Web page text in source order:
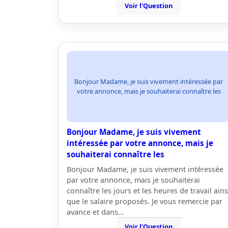
Voir l'Question
Bonjour Madame, je suis vivement intéressée par
votre annonce, mais je souhaiterai connaître les
Bonjour Madame, je suis vivement
intéressée par votre annonce, mais je
souhaiterai connaître les
Bonjour Madame, je suis vivement intéressée
par votre annonce, mais je souhaiterai
connaître les jours et les heures de travail
que le salaire proposés. Je vous remercie par
avance et dans…